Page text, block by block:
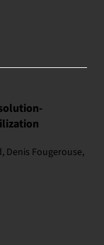
Denis Fougerouse,